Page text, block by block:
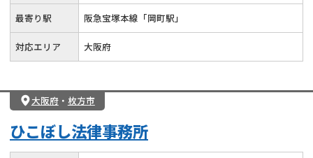
最寄り駅 阪急宝塚本線「岡町駅」
対応エリア 大阪府
大阪府・ 枚方市
ひこぼし法律事務所